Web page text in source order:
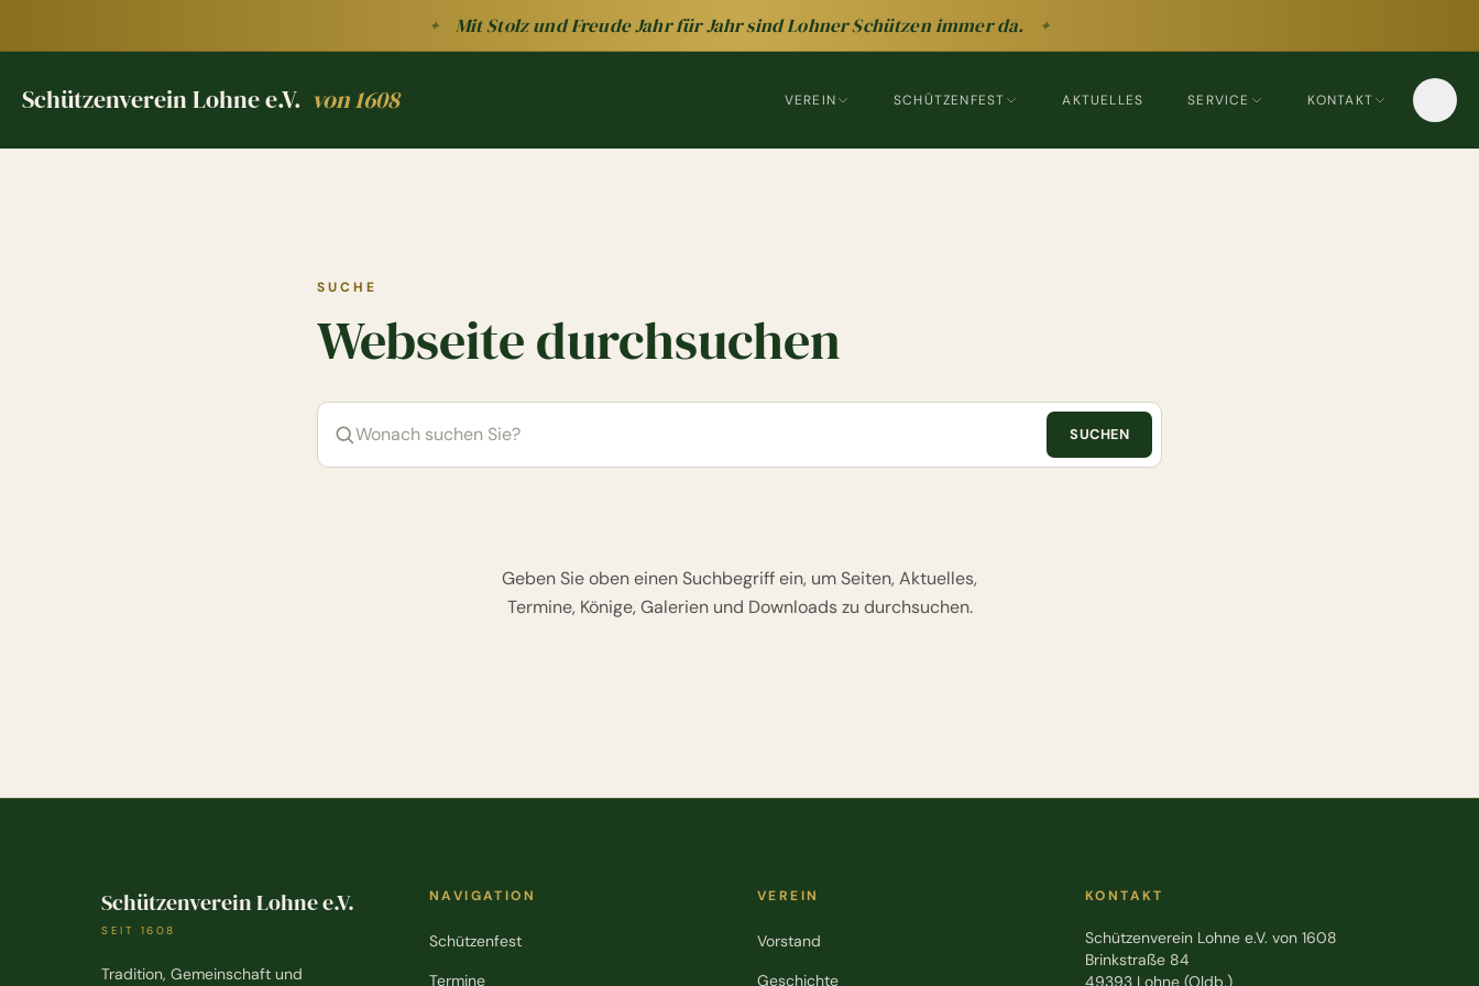
✦ Mit Stolz und Freude Jahr für Jahr sind Lohner Schützen immer da. ✦
Schützenverein Lohne e.V. von 1608
Schützenverein Lohne e.V. von 1608
VEREIN SCHÜTZENFEST AKTUELLES SERVICE KONTAKT
SUCHE
Webseite durchsuchen
Suchbegriff
SUCHEN
Geben Sie oben einen Suchbegriff ein, um Seiten, Aktuelles,
Termine, Könige, Galerien und Downloads zu durchsuchen.
Schützenverein Lohne e.V.
SEIT 1608
Tradition, Gemeinschaft und
NAVIGATION
Schützenfest
Termine
VEREIN
Vorstand
Geschichte
KONTAKT
Schützenverein Lohne e.V. von 1608
Brinkstraße 84
49393 Lohne (Oldb.)